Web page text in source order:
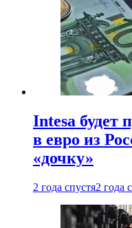
Intesa будет
в евро из
«дочку»
2 года спустя2 года